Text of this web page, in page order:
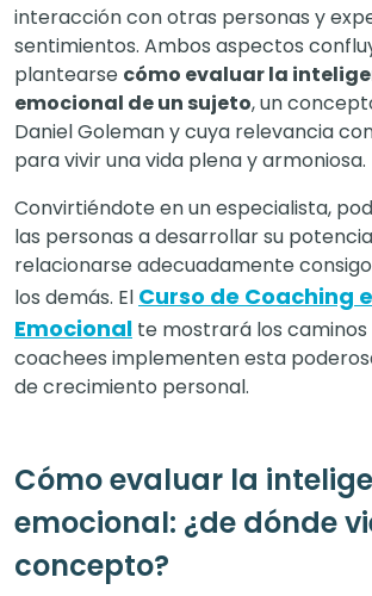
interacción con otras personas y
sentimientos. Ambos aspectos
plantearse cómo evaluar la
emocional de un sujeto, un
Daniel Goleman y cuya relevancia
para vivir una vida plena y armoniosa.
Convirtiéndote en un especialista,
las personas a desarrollar su
relacionarse adecuadamente
los demás. El Curso de Coaching
Emocional te mostrará los caminos
coachees implementen esta
de crecimiento personal.
Cómo evaluar la
emocional: ¿de dónde
concepto?